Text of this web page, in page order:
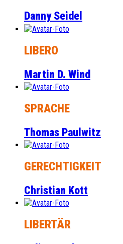
Danny Seidel
LIBERO
Martin D. Wind
SPRACHE
Thomas Paulwitz
GERECHTIGKEIT
Christian Kott
LIBERTÄR